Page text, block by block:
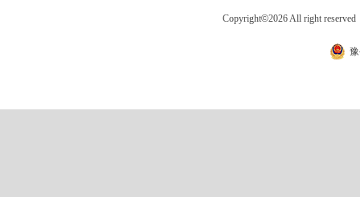
Copyright©2026 All right